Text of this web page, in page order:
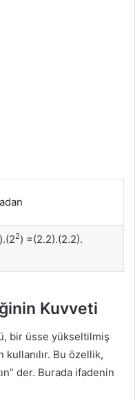
).(22) =(2.2).(2.2).
Kuvveti
bir üsse yükseltilmiş
kullanılır. Bu özellik,
der. Burada ifadenin